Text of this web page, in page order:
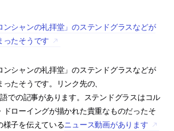
シャンの礼拝堂」のステンドグラスなどが
ったそうです
シャンの礼拝堂」のステンドグラスなどが
たそうです。リンク先の、
での記事があります。ステンドグラスはコル
ドローイングが描かれた貴重なものだったそ
様子を伝えているニュース動画があります